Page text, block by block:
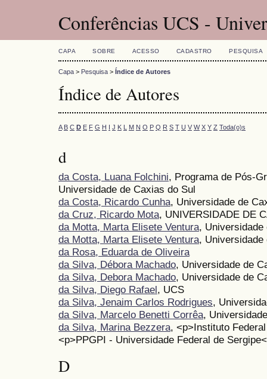
Conferências UCS -
CAPA SOBRE ACESSO CADASTRO PESQUISA
Capa > Pesquisa > Índice de Autores
Índice de Autores
A B C D E F G H I J K L M N O P Q R S T U V W X Y Z Toda(o)s
d
da Costa, Luana Folchini, Programa de Pós-
Universidade de Caxias do Sul
da Costa, Ricardo Cunha, Universidade de
da Cruz, Ricardo Mota, UNIVERSIDADE DE
da Motta, Marta Elisete Ventura, Universidade
da Motta, Marta Elisete Ventura, Universidade
da Rosa, Eduarda de Oliveira
da Silva, Débora Machado, Universidade de
da Silva, Debora Machado, Universidade de
da Silva, Diego Rafael, UCS
da Silva, Jenaim Carlos Rodrigues,
da Silva, Marcelo Benetti Corrêa,
da Silva, Marina Bezzera, <p>Instituto
<p>PPGPI - Universidade Federal de
D